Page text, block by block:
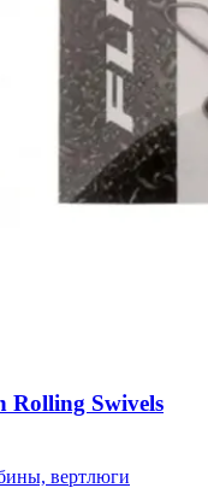
Rolling Swivels
вертлюги